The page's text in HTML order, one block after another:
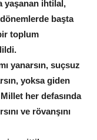
yaşanan ihtilal,
başta
toplum
yanarsın, suçsuz
yoksa giden
her defasında
ve rövanşını